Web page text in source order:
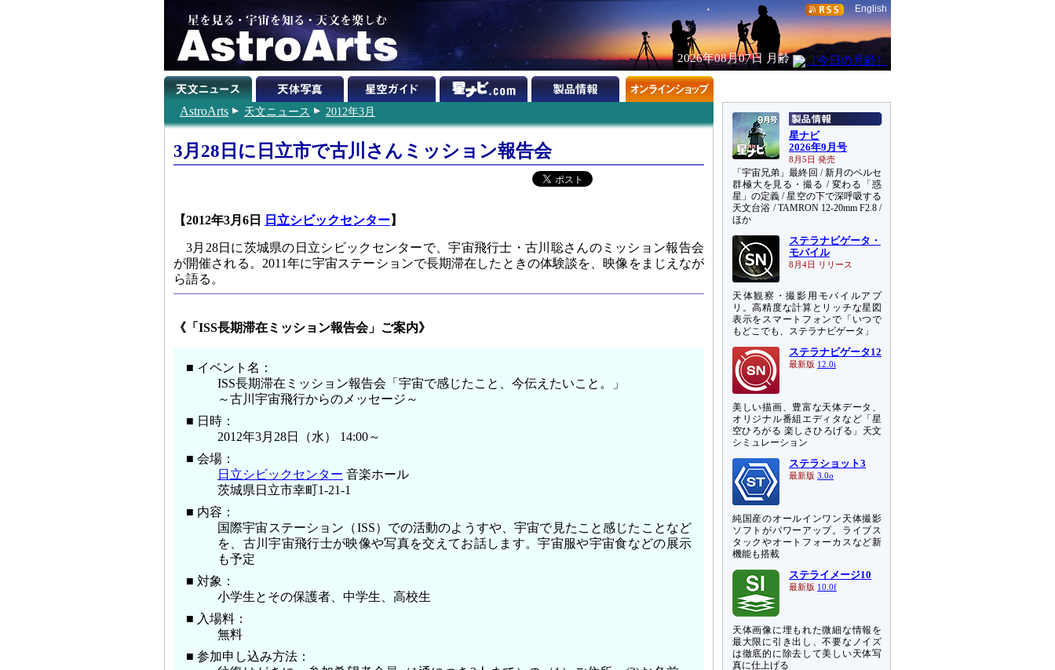
English
2026年08月07日 月齢
AstroArts 天文ニュース 2012年3月
3月28日に日立市で古川さんミッション報告会
【2012年3月6日 日立シビックセンター】
3月28日に茨城県の日立シビックセンターで、宇宙飛行士・古川聡さんのミッション報告会
が開催される。2011年に宇宙ステーションで長期滞在したときの体験談を、映像をまじえなが
ら語る。
《「ISS長期滞在ミッション報告会」ご案内》
■ イベント名：
ISS長期滞在ミッション報告会「宇宙で感じたこと、今伝えたいこと。」
～古川宇宙飛行からのメッセージ～
■ 日時：
2012年3月28日（水） 14:00～
■ 会場：
日立シビックセンター 音楽ホール
茨城県日立市幸町1-21-1
■ 内容：
国際宇宙ステーション（ISS）での活動のようすや、宇宙で見たこと感じたことなど
を、古川宇宙飛行士が映像や写真を交えてお話します。宇宙服や宇宙食などの展示
も予定
■ 対象：
小学生とその保護者、中学生、高校生
■ 入場料：
無料
■ 参加申し込み方法：
星ナビ
2026年9月号
8月5日 発売
「宇宙兄弟」最終回 / 新月のペルセ
群極大を見る・撮る / 変わる「惑
星」の定義 / 星空の下で深呼吸する
天文台浴 / TAMRON 12-20mm F2.8 /
ほか
ステラナビゲータ・
モバイル
8月4日 リリース
天体観察・撮影用モバイルアプ
リ。高精度な計算とリッチな星図
表示をスマートフォンで「いつで
もどこでも、ステラナビゲータ」
ステラナビゲータ12
最新版 12.0i
美しい描画、豊富な天体データ、
オリジナル番組エディタなど「星
空ひろがる 楽しさひろげる」天文
シミュレーション
ステラショット3
最新版 3.0o
純国産のオールインワン天体撮影
ソフトがパワーアップ。ライブス
タックやオートフォーカスなど新
機能も搭載
ステライメージ10
最新版 10.0f
天体画像に埋もれた微細な情報を
最大限に引き出し、不要なノイズ
は徹底的に除去して美しい天体写
真に仕上げる